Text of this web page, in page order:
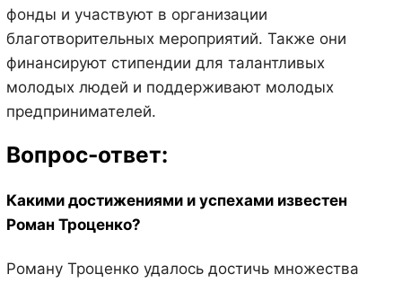
фонды и участвуют в организации
благотворительных мероприятий. Также они
финансируют стипендии для талантливых
молодых людей и поддерживают молодых
предпринимателей.
Вопрос-ответ:
Какими достижениями и успехами известен
Роман Троценко?
Роману Троценко удалось достичь множества